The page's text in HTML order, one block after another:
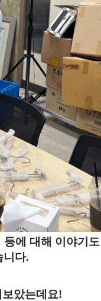
에 대해 이야기
니다.
았는데요!